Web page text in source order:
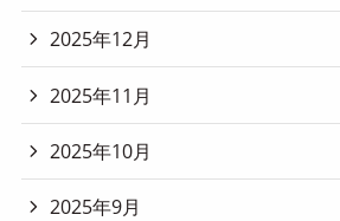
2025年12月
2025年11月
2025年10月
2025年9月